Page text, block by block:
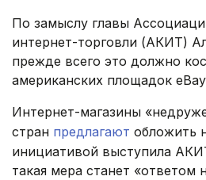
По замыслу главы
интернет-торговли (АКИТ)
прежде всего это должно
американских площадок
Интернет-магазины
стран предлагают обложить
инициативой выступила
такая мера станет «ответом